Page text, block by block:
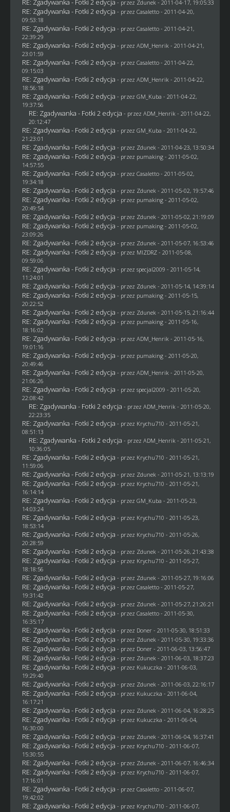
RE: Zgadywanka - Fotki 2 edycja - przez Zdunek- 2011-04-17, 19:05:33
RE: Zgadywanka - Fotki 2 edycja - przez Casaletto- 2011-04-20,
09:53:18
RE: Zgadywanka - Fotki 2 edycja - przez Casaletto- 2011-04-21,
22:39:29
RE: Zgadywanka - Fotki 2 edycja - przez ADM_Henrik- 2011-04-21,
23:01:59
RE: Zgadywanka - Fotki 2 edycja - przez Casaletto- 2011-04-22,
09:15:03
RE: Zgadywanka - Fotki 2 edycja - przez ADM_Henrik- 2011-04-22,
18:56:18
RE: Zgadywanka - Fotki 2 edycja - przez GM_Kuba - 2011-04-22,
19:37:56
RE: Zgadywanka - Fotki 2 edycja - przez ADM_Henrik- 2011-04-22,
20:12:47
RE: Zgadywanka - Fotki 2 edycja - przez GM_Kuba - 2011-04-22,
21:23:01
RE: Zgadywanka - Fotki 2 edycja - przez Zdunek- 2011-04-23, 13:50:34
RE: Zgadywanka - Fotki 2 edycja - przez pumaking- 2011-05-02,
14:57:55
RE: Zgadywanka - Fotki 2 edycja - przez Casaletto- 2011-05-02,
19:34:18
RE: Zgadywanka - Fotki 2 edycja - przez Zdunek- 2011-05-02, 19:57:46
RE: Zgadywanka - Fotki 2 edycja - przez pumaking- 2011-05-02,
20:49:54
RE: Zgadywanka - Fotki 2 edycja - przez Zdunek- 2011-05-02, 21:19:09
RE: Zgadywanka - Fotki 2 edycja - przez pumaking- 2011-05-02,
23:09:26
RE: Zgadywanka - Fotki 2 edycja - przez Zdunek- 2011-05-07, 16:53:46
RE: Zgadywanka - Fotki 2 edycja - przez MIZDRZ- 2011-05-08,
09:59:06
RE: Zgadywanka - Fotki 2 edycja - przez specjal2009 - 2011-05-14,
11:24:01
RE: Zgadywanka - Fotki 2 edycja - przez Zdunek- 2011-05-14, 14:39:14
RE: Zgadywanka - Fotki 2 edycja - przez pumaking- 2011-05-15,
20:22:52
RE: Zgadywanka - Fotki 2 edycja - przez Zdunek- 2011-05-15, 21:16:44
RE: Zgadywanka - Fotki 2 edycja - przez pumaking- 2011-05-16,
18:16:02
RE: Zgadywanka - Fotki 2 edycja - przez ADM_Henrik- 2011-05-16,
19:01:16
RE: Zgadywanka - Fotki 2 edycja - przez pumaking- 2011-05-20,
20:49:46
RE: Zgadywanka - Fotki 2 edycja - przez ADM_Henrik- 2011-05-20,
21:06:26
RE: Zgadywanka - Fotki 2 edycja - przez specjal2009 - 2011-05-20,
22:08:42
RE: Zgadywanka - Fotki 2 edycja - przez ADM_Henrik- 2011-05-20,
22:23:35
RE: Zgadywanka - Fotki 2 edycja - przez Krychu710 - 2011-05-21,
08:51:13
RE: Zgadywanka - Fotki 2 edycja - przez ADM_Henrik- 2011-05-21,
10:36:05
RE: Zgadywanka - Fotki 2 edycja - przez Krychu710 - 2011-05-21,
11:59:06
RE: Zgadywanka - Fotki 2 edycja - przez Zdunek- 2011-05-21, 13:13:19
RE: Zgadywanka - Fotki 2 edycja - przez Krychu710 - 2011-05-21,
16:14:14
RE: Zgadywanka - Fotki 2 edycja - przez GM_Kuba - 2011-05-23,
14:03:24
RE: Zgadywanka - Fotki 2 edycja - przez Krychu710 - 2011-05-23,
18:53:14
RE: Zgadywanka - Fotki 2 edycja - przez Krychu710 - 2011-05-26,
20:28:59
RE: Zgadywanka - Fotki 2 edycja - przez Zdunek- 2011-05-26, 21:43:38
RE: Zgadywanka - Fotki 2 edycja - przez Krychu710 - 2011-05-27,
18:18:56
RE: Zgadywanka - Fotki 2 edycja - przez Zdunek- 2011-05-27, 19:16:06
RE: Zgadywanka - Fotki 2 edycja - przez Casaletto- 2011-05-27,
19:31:42
RE: Zgadywanka - Fotki 2 edycja - przez Zdunek- 2011-05-27, 21:26:21
RE: Zgadywanka - Fotki 2 edycja - przez Casaletto- 2011-05-30,
16:35:17
RE: Zgadywanka - Fotki 2 edycja - przez Doner- 2011-05-30, 18:51:33
RE: Zgadywanka - Fotki 2 edycja - przez Zdunek- 2011-05-30, 19:33:36
RE: Zgadywanka - Fotki 2 edycja - przez Doner- 2011-06-03, 13:56:47
RE: Zgadywanka - Fotki 2 edycja - przez Zdunek- 2011-06-03, 18:37:23
RE: Zgadywanka - Fotki 2 edycja - przez Kukuczka - 2011-06-03,
19:29:40
RE: Zgadywanka - Fotki 2 edycja - przez Zdunek- 2011-06-03, 22:16:17
RE: Zgadywanka - Fotki 2 edycja - przez Kukuczka - 2011-06-04,
16:17:21
RE: Zgadywanka - Fotki 2 edycja - przez Zdunek- 2011-06-04, 16:28:25
RE: Zgadywanka - Fotki 2 edycja - przez Kukuczka - 2011-06-04,
16:30:00
RE: Zgadywanka - Fotki 2 edycja - przez Zdunek- 2011-06-04, 16:37:41
RE: Zgadywanka - Fotki 2 edycja - przez Krychu710 - 2011-06-07,
15:30:55
RE: Zgadywanka - Fotki 2 edycja - przez Zdunek- 2011-06-07, 16:46:34
RE: Zgadywanka - Fotki 2 edycja - przez Krychu710 - 2011-06-07,
17:16:01
RE: Zgadywanka - Fotki 2 edycja - przez Casaletto- 2011-06-07,
19:42:02
RE: Zgadywanka - Fotki 2 edycja - przez Krychu710 - 2011-06-07,